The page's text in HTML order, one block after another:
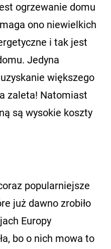
ogrzewanie domu
ono niewielkich
i tak jest
Jedyna
większego
zaleta! Natomiast
są wysokie koszty
popularniejsze
już dawno zrobiło
Europy
bo o nich mowa to